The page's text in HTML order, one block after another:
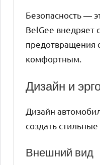
Безопасность —
BelGee внедряет
предотвращения
комфортным.
Дизайн и
Дизайн
создать
Внешний вид